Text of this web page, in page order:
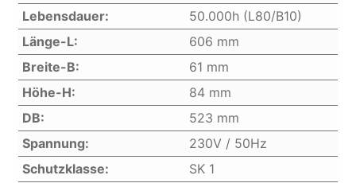
Lebensdauer:
50.000h (L80/B10)
Länge-L:
606 mm
Breite-B:
61 mm
Höhe-H:
84 mm
DB:
523 mm
Spannung:
230V / 50Hz
Schutzklasse:
SK 1